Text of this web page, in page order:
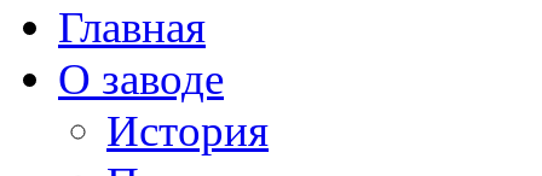
Главная
О заводе
История